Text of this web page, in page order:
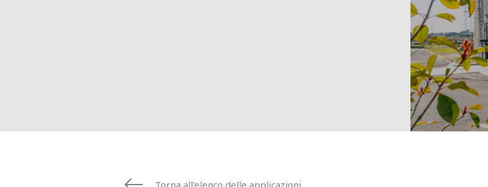
MIDDLE-EAST
NORTH AMERICA
ENTROPÎE
HPD
HYDROTECH
MPP SYSTEMS
OTV
PMT
SIDEM
WESTGARTH
Torna all'elenco delle applicazioni